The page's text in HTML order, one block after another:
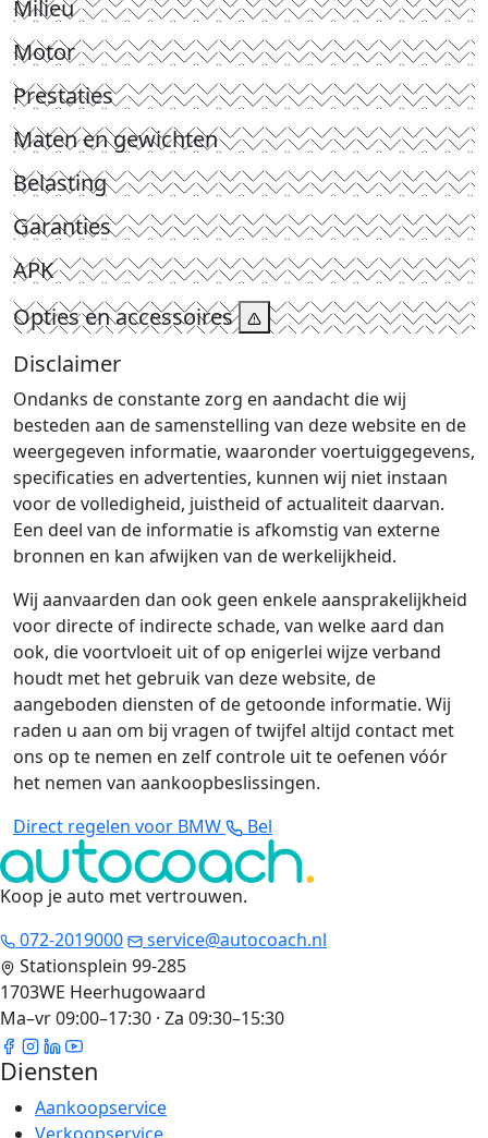
Milieu
Motor
Prestaties
Maten en gewichten
Belasting
Garanties
APK
Opties en accessoires
Disclaimer
Ondanks de constante zorg en aandacht die wij
besteden aan de samenstelling van deze website en de
weergegeven informatie, waaronder voertuiggegevens,
specificaties en advertenties, kunnen wij niet instaan
voor de volledigheid, juistheid of actualiteit daarvan.
Een deel van de informatie is afkomstig van externe
bronnen en kan afwijken van de werkelijkheid.
Wij aanvaarden dan ook geen enkele aansprakelijkheid
voor directe of indirecte schade, van welke aard dan
ook, die voortvloeit uit of op enigerlei wijze verband
houdt met het gebruik van deze website, de
aangeboden diensten of de getoonde informatie. Wij
raden u aan om bij vragen of twijfel altijd contact met
ons op te nemen en zelf controle uit te oefenen vóór
het nemen van aankoopbeslissingen.
Direct regelen voor BMW
Bel
Koop je auto met vertrouwen.
072-2019000
service@autocoach.nl
Stationsplein 99-285
1703WE Heerhugowaard
Ma–vr 09:00–17:30 · Za 09:30–15:30
Diensten
Aankoopservice